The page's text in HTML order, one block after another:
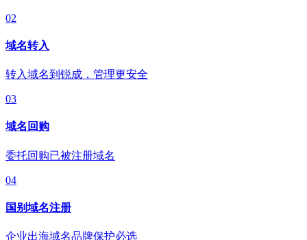
02
域名转入
转入域名到锐成，管理更安全
03
域名回购
委托回购已被注册域名
04
国别域名注册
企业出海域名品牌保护必选